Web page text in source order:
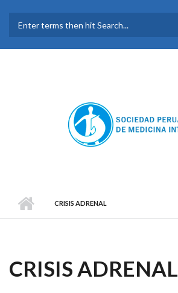
FORMULARIO DE
BÚSQUEDA
CRISIS ADRENAL
CRISIS ADRENAL